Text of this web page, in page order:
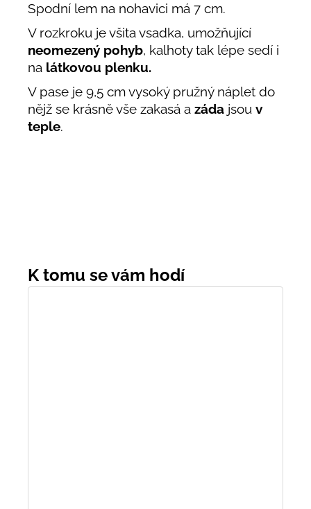
Spodní lem na nohavici má 7 cm.
V rozkroku je všita vsadka, umožňující
neomezený pohyb, kalhoty tak lépe sedí i
na látkovou plenku.
V pase je 9,5 cm vysoký pružný náplet do
nějž se krásně vše zakasá a záda jsou v
teple.